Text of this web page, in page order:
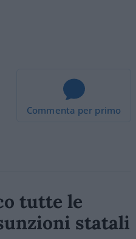
Commenta per primo
tutte le
statali